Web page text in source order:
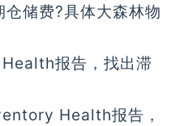
仓储费?具体大森林物
报告，找出滞
Health报告，